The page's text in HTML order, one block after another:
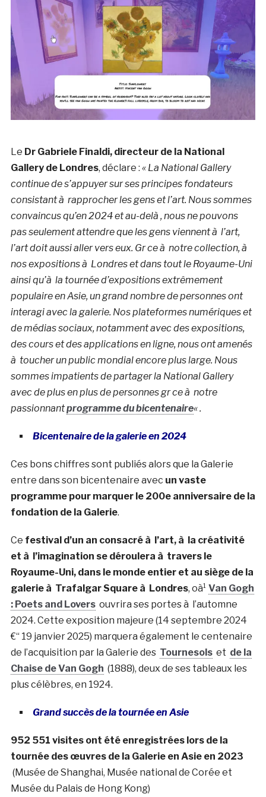
Le Dr Gabriele Finaldi, directeur de la National
Gallery de Londres, déclare : « La National Gallery
continue de s’appuyer sur ses principes fondateurs
consistant à rapprocher les gens et l’art. Nous sommes
convaincus qu’en 2024 et au-delà , nous ne pouvons
pas seulement attendre que les gens viennent à l’art,
l’art doit aussi aller vers eux. Gr ce à notre collection, à
nos expositions à Londres et dans tout le Royaume-Uni
ainsi qu’à la tournée d’expositions extrêmement
populaire en Asie, un grand nombre de personnes ont
interagi avec la galerie. Nos plateformes numériques et
de médias sociaux, notamment avec des expositions,
des cours et des applications en ligne, nous ont amenés
à toucher un public mondial encore plus large. Nous
sommes impatients de partager la National Gallery
avec de plus en plus de personnes gr ce à notre
passionnantprogramme du bicentenaire« .
Bicentenaire de la galerie en 2024
Ces bons chiffres sont publiés alors que la Galerie
entre dans son bicentenaire avec un vaste
programme pour marquer le 200e anniversaire de la
fondation de la Galerie.
Ce festival d’un an consacré à l’art, à la créativité
et à l’imagination se déroulera à travers le
Royaume-Uni, dans le monde entier et au siège de la
galerie à Trafalgar Square à Londres, oà¹ Van Gogh
: Poets and Loversouvrira ses portes à l’automne
2024. Cette exposition majeure (14 septembre 2024
€“ 19 janvier 2025) marquera également le centenaire
de l’acquisition par la Galerie des Tournesolset de la
Chaise de Van Gogh (1888), deux de ses tableaux les
plus célèbres, en 1924.
Grand succès de la tournée en Asie
952 551 visites ont été enregistrées lors de la
tournée des œuvres de la Galerie en Asie en 2023
(Musée de Shanghai, Musée national de Corée et
Musée du Palais de Hong Kong)